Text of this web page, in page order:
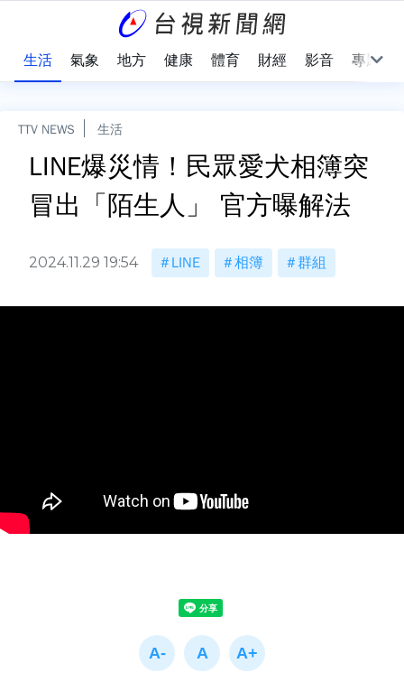
生活 氣象 地方 健康 體育 財經 影音 專題
TTV NEWS 生活
LINE爆災情！民眾愛犬相簿突
冒出「陌生人」 官方曝解法
2024.11.29 19:54 LINE 相簿 群組